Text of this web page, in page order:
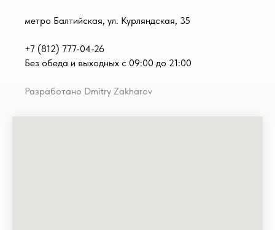
метро Балтийская, ул. Курляндская, 35
+7 (812) 777-04-26
Без обеда и выходных с 09:00 до 21:00
Разработано Dmitry Zakharov